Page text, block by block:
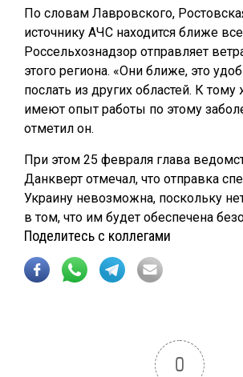
По словам Лавровского,
источнику АЧС находится ближе
Россельхознадзор отправляет
этого региона. «Они ближе, это
послать из других областей. К
имеют опыт работы по этому
отметил он.
При этом 25 февраля глава
Данкверт отмечал, что отправка
Украину невозможна, поскольку
в том, что им будет обеспечена
Поделитесь с коллегами
0